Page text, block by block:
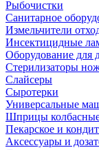
Рыбочистки
Санитарное
Измельчители
Инсектицидные
Оборудование для
Стерилизаторы
Слайсеры
Сыротерки
Универсальные
Шприцы колбасные
Пекарское и
Аксессуары и